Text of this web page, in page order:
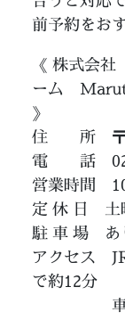
前予約をお
《 株式会
ーム
》
住 所 〒
電 話
営業時間
定 休 日 土
駐 車 場 あ
アクセス
で約12分
車で三